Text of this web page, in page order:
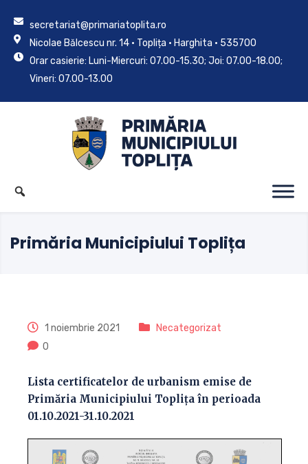
secretariat@primariatoplita.ro
Nicolae Bălcescu nr. 14 • Toplița • Harghita • 535700
Orar casierie: Luni-Miercuri: 07.00-15.30; Joi: 07.00-18.00;
Vineri: 07.00-13.00
Primăria Municipiului Toplița
1 noiembrie 2021
Necategorizat
0
Lista certificatelor de urbanism emise de
Primăria Municipiului Toplița în perioada
01.10.2021-31.10.2021